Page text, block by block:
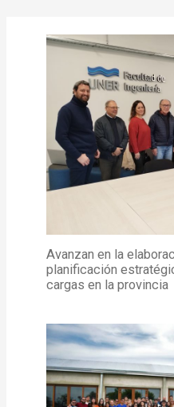
Avanzan en la
planificación
cargas en la provincia